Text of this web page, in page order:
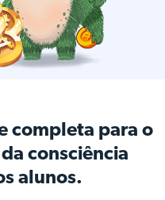
completa para o
consciência
alunos.